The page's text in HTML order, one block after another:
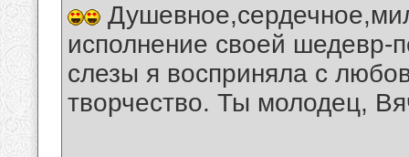
исполнение своей
слезы я восприняла с
творчество. Ты молодец,